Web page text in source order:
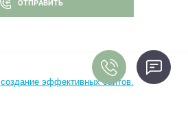
ОТПРАВИТЬ
создание эффективных сайтов.